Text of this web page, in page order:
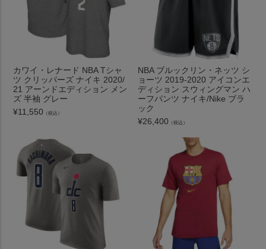
カワイ・レナード NBA Tシャ
ツ クリッパーズ ナイキ 2020/
21 アーンドエディション メン
ズ 半袖 グレー
¥11,550 （税込）
NBA ブルックリン・ネッツ シ
ョーツ 2019-2020 アイコンエ
ディション スウィングマン ハ
ーフパンツ ナイキ/Nike ブラ
ック
¥26,400 （税込）